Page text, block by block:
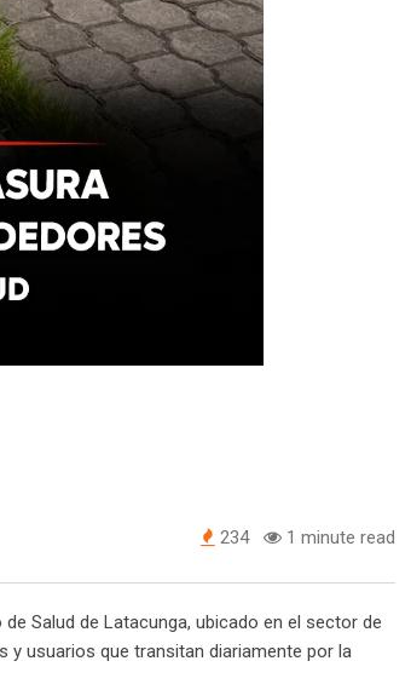
234 1 minute read
Salud de Latacunga, ubicado en el sector de
y usuarios que transitan diariamente por la